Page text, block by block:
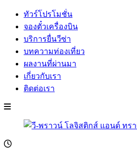
ทัวร์โปรโมชั่น
จองตั๋วเครื่องบิน
บริการยื่นวีซ่า
บทความท่องเที่ยว
ผลงานที่ผ่านมา
เกี่ยวกับเรา
ติดต่อเรา